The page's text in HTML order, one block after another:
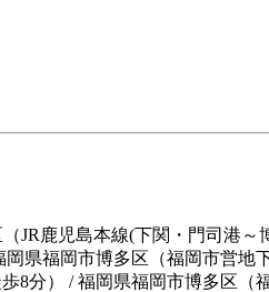
JR鹿児島本線(下関・門司港
県福岡市博多区（福岡市営
分） / 福岡県福岡市博多区（